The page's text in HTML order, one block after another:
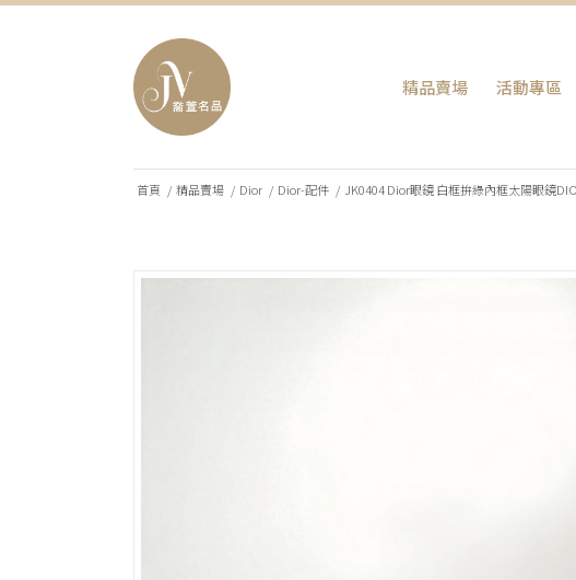
精品賣場 活動專區
首頁 / 精品賣場 / Dior / Dior-配件 / JK0404 Dior眼鏡 白框拚綠內框太陽眼鏡